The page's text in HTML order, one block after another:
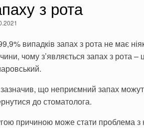
з рота
випадків запах з рота не має
чому з’являється запах з рота
що неприємний запах
до стоматолога.
причиною може стати проблема з